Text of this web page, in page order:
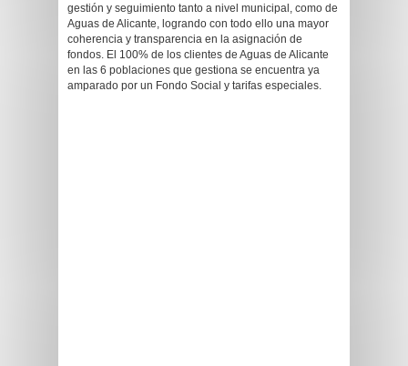
gestión y seguimiento tanto a nivel municipal, como de
Aguas de Alicante, logrando con todo ello una mayor
coherencia y transparencia en la asignación de
fondos. El 100% de los clientes de Aguas de Alicante
en las 6 poblaciones que gestiona se encuentra ya
amparado por un Fondo Social y tarifas especiales.